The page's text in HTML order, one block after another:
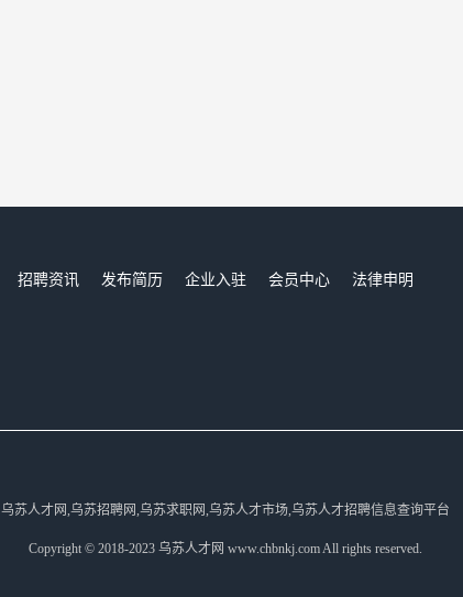
招聘资讯 发布简历 企业入驻 会员中心
法律申明
乌苏人才网,乌苏招聘网,乌苏求职网,乌苏人才市场,乌苏人才招聘信息查询平台
Copyright © 2018-2023 乌苏人才网 www.chbnkj.com All rights reserved.